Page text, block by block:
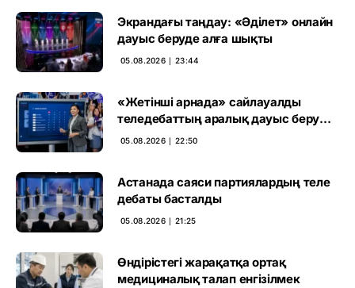
Экрандағы таңдау: «Әділет» онлайн
дауыс беруде алға шықты
05.08.2026 ∣ 23:44
«Жетінші арнада» сайлауалды
теледебаттың аралық дауыс беру
нәтижесі жарияланды
05.08.2026 ∣ 22:50
Астанада саяси партиялардың теле
дебаты басталды
05.08.2026 ∣ 21:25
Өндірістегі жарақатқа ортақ
медициналық талап енгізілмек